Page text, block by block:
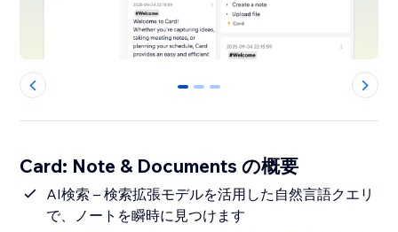
0 1 2
Card: Note & Documents の概要
AI検索 – 検索拡張モデルを活用した自然言語クエリ
で、ノートを瞬時に見つけます